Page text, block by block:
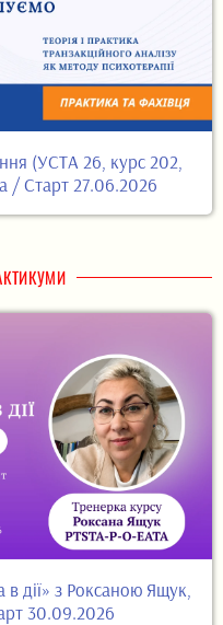
(УСТА 26, курс 202,
/ Старт 27.06.2026
дії» з Роксаною Ящук,
30.09.2026